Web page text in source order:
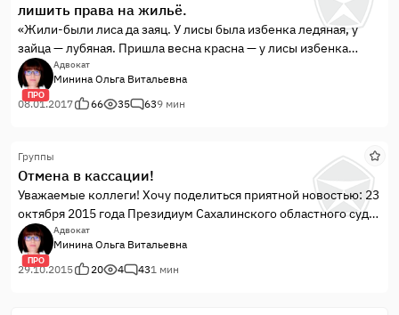
лишить права на жильё.
«Жили-были лиса да заяц. У лисы была избенка ледяная, у
зайца — лубяная. Пришла весна красна — у лисы избенка
растаяла, а у зайца стоит по-старому.
Вот лиса и попросилась у него переночевать, да его из
избенки и выгнала…»
вам хочу рассказать. Собственно, и закончилась она так же,
как в сказке – благополучно и поучительно….
ПРО
Адвокат
Минина Ольга Витальевна
08.01.2017
66 35 639 мин
Группы
Отмена в кассации!
Уважаемые коллеги! Хочу поделиться приятной новостью: 23
октября 2015 года Президиум Сахалинского областного суда
удовлетворил мою кассационную жалобу и отменил
апелляционное определение, которым было отменено
решение суда первой инстанции и вынесено новое решение
ПРО
Адвокат
Минина Ольга Витальевна
29.10.2015
20 4 431 мин